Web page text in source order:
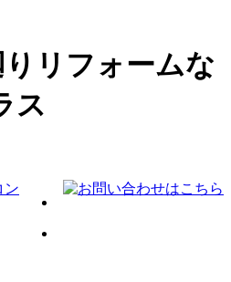
リフォームな
ス
ン